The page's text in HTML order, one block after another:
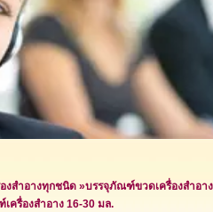
งสำอางทุกชนิด »บรรจุภัณฑ์ขวดเครื่องสำอาง
ครื่องสำอาง 16-30 มล.